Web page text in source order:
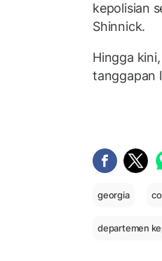
kepolisian
Shinnick.
Hingga
tanggapan
georgia
departemen